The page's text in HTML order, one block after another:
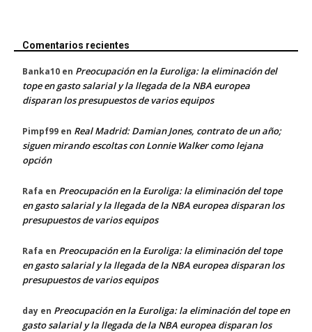
Comentarios recientes
Banka10 en Preocupación en la Euroliga: la eliminación del
tope en gasto salarial y la llegada de la NBA europea
disparan los presupuestos de varios equipos
Pimpf99 en Real Madrid: Damian Jones, contrato de un año;
siguen mirando escoltas con Lonnie Walker como lejana
opción
Rafa en Preocupación en la Euroliga: la eliminación del tope
en gasto salarial y la llegada de la NBA europea disparan los
presupuestos de varios equipos
Rafa en Preocupación en la Euroliga: la eliminación del tope
en gasto salarial y la llegada de la NBA europea disparan los
presupuestos de varios equipos
day en Preocupación en la Euroliga: la eliminación del tope en
gasto salarial y la llegada de la NBA europea disparan los